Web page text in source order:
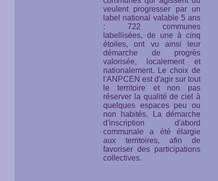
veulent progresser par un
label national valable 5 ans
: 722 communes
labellisées, de une à cinq
étoiles, ont vu ainsi leur
démarche de progrès
valorisée, localement et
nationalement. Le choix de
l'ANPCEN est d'agir sur tout
le territoire et non pas
réserver la qualité de ciel à
quelques espaces peu ou
non habités. La démarche
d'inscription d'abord
communale a été élargie
aux territoires, afin de
favoriser des participations
collectives.